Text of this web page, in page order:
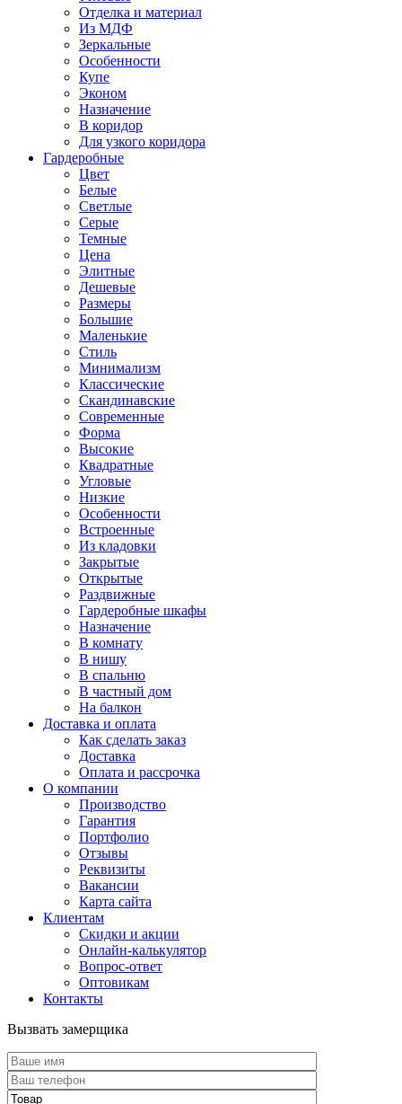
Отделка и материал
Из МДФ
Зеркальные
Особенности
Купе
Эконом
Назначение
В коридор
Для узкого коридора
Гардеробные
Цвет
Белые
Светлые
Серые
Темные
Цена
Элитные
Дешевые
Размеры
Большие
Маленькие
Стиль
Минимализм
Классические
Скандинавские
Современные
Форма
Высокие
Квадратные
Угловые
Низкие
Особенности
Встроенные
Из кладовки
Закрытые
Открытые
Раздвижные
Гардеробные шкафы
Назначение
В комнату
В нишу
В спальню
В частный дом
На балкон
Доставка и оплата
Как сделать заказ
Доставка
Оплата и рассрочка
О компании
Производство
Гарантия
Портфолио
Отзывы
Реквизиты
Вакансии
Карта сайта
Клиентам
Скидки и акции
Онлайн-калькулятор
Вопрос-ответ
Оптовикам
Контакты
Вызвать замерщика